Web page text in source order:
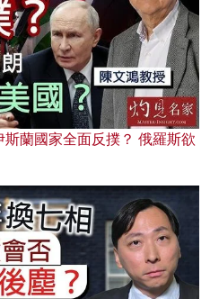
蘭國家全面反撲？ 俄羅斯欲